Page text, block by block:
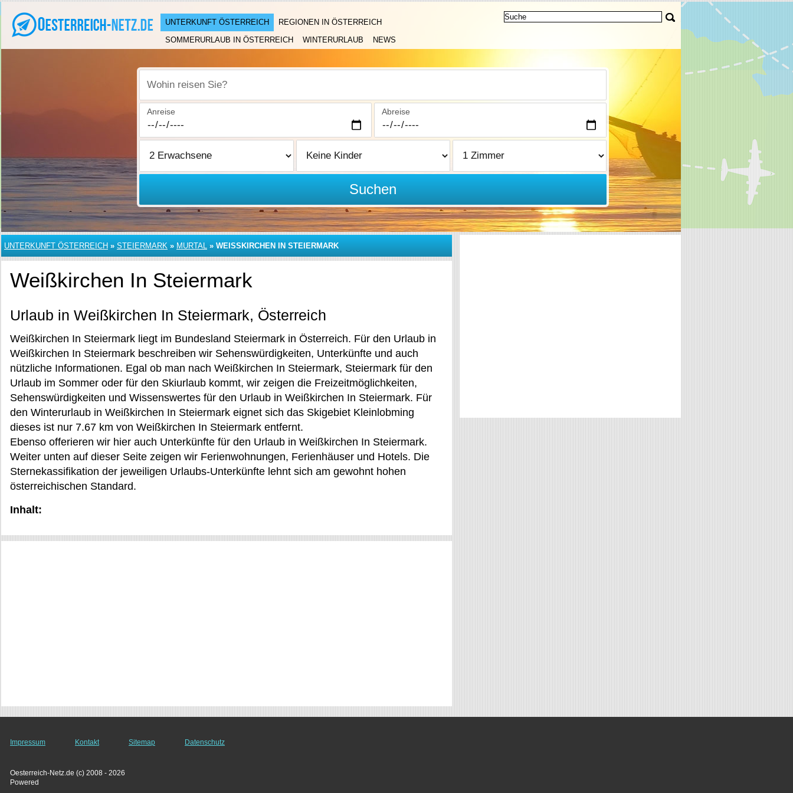
UNTERKUNFT ÖSTERREICH
REGIONEN IN ÖSTERREICH
SOMMERURLAUB IN ÖSTERREICH
WINTERURLAUB NEWS
Wohin reisen Sie?
Anreise Abreise
Suchen
UNTERKUNFT ÖSTERREICH » STEIERMARK » MURTAL » WEISSKIRCHEN IN STEIERMARK
Weißkirchen In Steiermark
Urlaub in Weißkirchen In Steiermark, Österreich
Weißkirchen In Steiermark liegt im Bundesland Steiermark in Österreich. Für den Urlaub in
Weißkirchen In Steiermark beschreiben wir Sehenswürdigkeiten, Unterkünfte und auch
nützliche Informationen. Egal ob man nach Weißkirchen In Steiermark, Steiermark für den
Urlaub im Sommer oder für den Skiurlaub kommt, wir zeigen die Freizeitmöglichkeiten,
Sehenswürdigkeiten und Wissenswertes für den Urlaub in Weißkirchen In Steiermark. Für
den Winterurlaub in Weißkirchen In Steiermark eignet sich das Skigebiet Kleinlobming
dieses ist nur 7.67 km von Weißkirchen In Steiermark entfernt.
Ebenso offerieren wir hier auch Unterkünfte für den Urlaub in Weißkirchen In Steiermark.
Weiter unten auf dieser Seite zeigen wir Ferienwohnungen, Ferienhäuser und Hotels. Die
Sternekassifikation der jeweiligen Urlaubs-Unterkünfte lehnt sich am gewohnt hohen
österreichischen Standard.
Inhalt:
Impressum Kontakt Sitemap Datenschutz
Oesterreich-Netz.de (c) 2008 - 2026
Powered